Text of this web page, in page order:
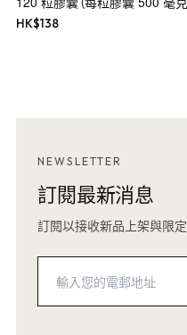
HK$138
NEWSLETTER
訂閱最新消息
訂閱以接收新品上架與限定